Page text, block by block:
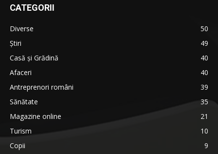
CATEGORII
Diverse
50
Știri
49
Casă și Grădină
40
Afaceri
40
Antreprenori români
39
Sănătate
35
Magazine online
21
Turism
10
Copii
9